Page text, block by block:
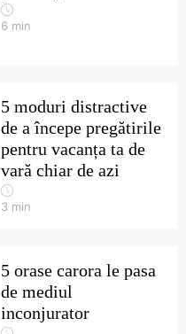
6 min
5 moduri distractive
de a începe pregătirile
pentru vacanța ta de
vară chiar de azi
3 min
5 orase carora le pasa
de mediul
inconjurator